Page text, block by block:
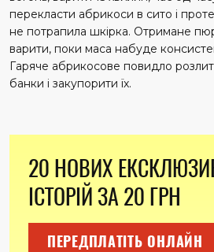
перекласти абрикоси в сито і
не потрапила шкірка. Отримане
варити, поки маса набуде
Гаряче абрикосове повидло
банки і
20 НОВИХ
ІСТОРІЙ ЗА 20 ГРН
ПЕРЕДПЛАТІТЬ ОНЛАЙН